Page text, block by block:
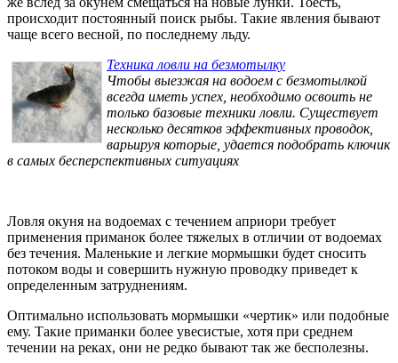
происходит постоянный поиск рыбы. Такие явления бывают
чаще всего весной, по последнему льду.
Техника ловли на безмотылку
Чтобы выезжая на водоем с безмотылкой
всегда иметь успех, необходимо освоить не
только базовые техники ловли. Существует
несколько десятков эффективных проводок,
варьируя которые, удается подобрать ключик
в самых бесперспективных ситуациях
Ловля окуня на водоемах с течением априори требует
применения приманок более тяжелых в отличии от водоемах
без течения. Маленькие и легкие мормышки будет сносить
потоком воды и совершить нужную проводку приведет к
определенным затруднениям.
Оптимально использовать мормышки «чертик» или подобные
ему. Такие приманки более увесистые, хотя при среднем
течении на реках, они не редко бывают так же бесполезны.